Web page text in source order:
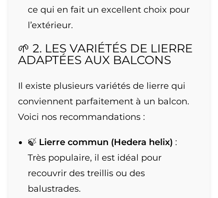
ce qui en fait un excellent choix pour
l’extérieur.
🌱 2. LES VARIÉTÉS DE LIERRE
ADAPTÉES AUX BALCONS
Il existe plusieurs variétés de lierre qui
conviennent parfaitement à un balcon.
Voici nos recommandations :
🍃 Lierre commun (Hedera helix) :
Très populaire, il est idéal pour
recouvrir des treillis ou des
balustrades.